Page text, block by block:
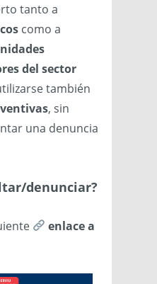
tanto a
como a
del sector
también
, sin
una denuncia
denunciar?
enlace a